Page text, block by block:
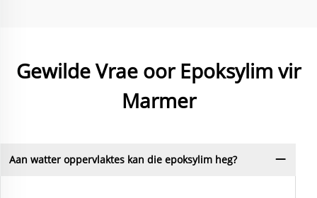
Gewilde Vrae oor Epoksylim vir
Marmer
Aan watter oppervlaktes kan die epoksylim heg?